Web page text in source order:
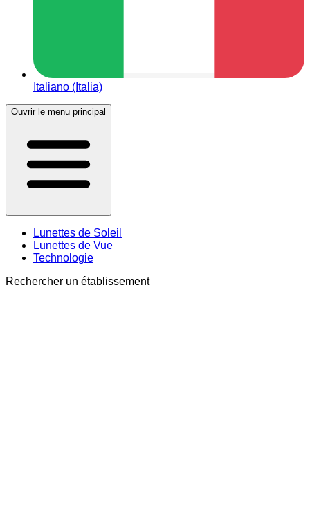
Italiano (Italia)
Ouvrir le menu principal
Lunettes de Soleil
Lunettes de Vue
Technologie
Rechercher un établissement